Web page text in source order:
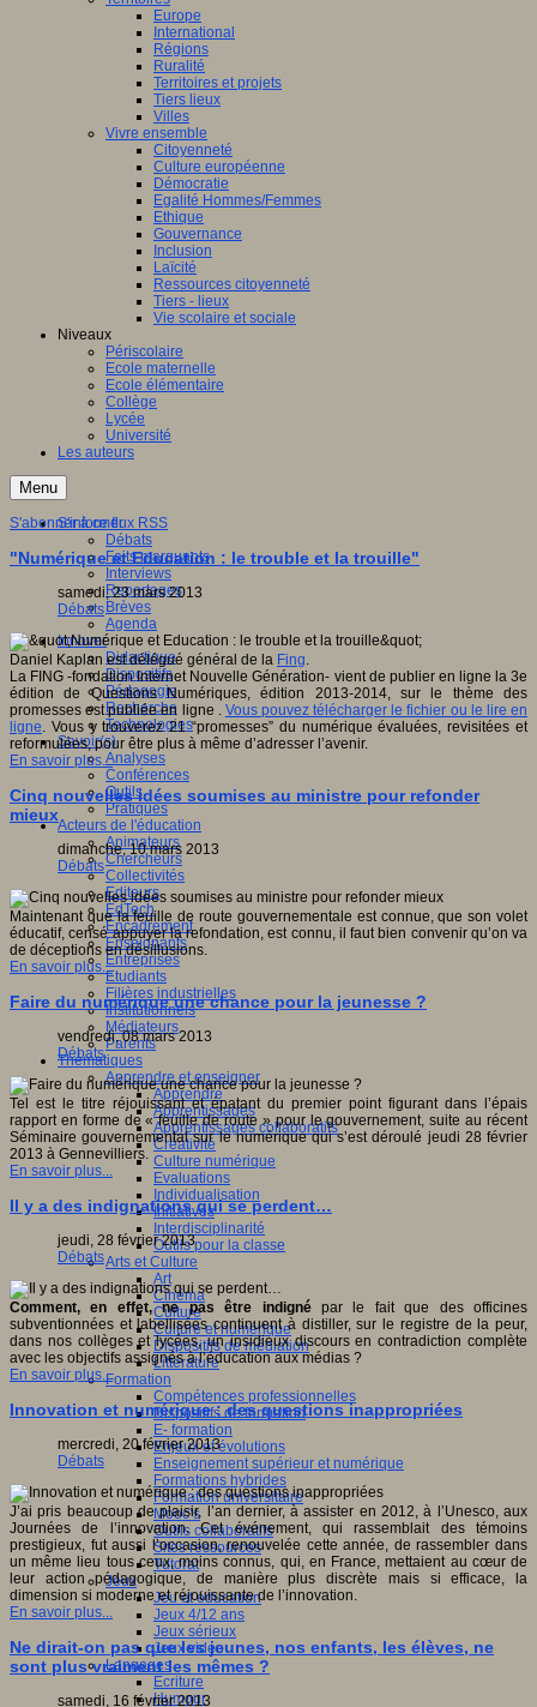
Europe
International
Régions
Ruralité
Territoires et projets
Tiers lieux
Villes
Vivre ensemble
Citoyenneté
Culture européenne
Démocratie
Egalité Hommes/Femmes
Ethique
Gouvernance
Inclusion
Laïcité
Ressources citoyenneté
Tiers - lieux
Vie scolaire et sociale
Niveaux
Périscolaire
Ecole maternelle
Ecole élémentaire
Collège
Lycée
Université
Les auteurs
Menu
S'informer
Débats
Faits marquants
Interviews
Reportages
Brèves
Agenda
Innover
Didactique
Dispositifs
Pédagogie
Recherche
Technologies
Savoir(s)
Analyses
Conférences
Outils
Pratiques
Acteurs de l'éducation
Animateurs
Chercheurs
Collectivités
Editeurs
EdTech
Encadrement
Enseignants
Entreprises
Etudiants
Filières industrielles
Institutionnels
Médiateurs
Parents
Thématiques
Apprendre et enseigner
Apprendre
Apprentissages
Apprentissages collaboratifs
Créativité
Culture numérique
Evaluations
Individualisation
Initiatives
Interdisciplinarité
Outils pour la classe
Arts et Culture
Art
Cinéma
Culture
Culture et numérique
Dispositifs de médiation
Littérature
Formation
Compétences professionnelles
Dispositifs de formation
E- formation
Enjeux et évolutions
Enseignement supérieur et numérique
Formations hybrides
Formation universitaire
Mooc’s
Outils collaboratifs
Sites ressources
Tutorat
Jeux
Jeu et éducation
Jeux 4/12 ans
Jeux sérieux
Jeux vidéo
Langages
Ecriture
Humour
S'abonner à ce flux RSS
"Numérique et Education : le trouble et la trouille"
samedi, 23 mars 2013
Débats
Daniel Kaplan est délégué général de la Fing.
La FING -fondation Internet Nouvelle Génération- vient de publier en ligne la 3e
édition de Questions Numériques, édition 2013-2014, sur le thème des
promesses est publiée en ligne . Vous pouvez télécharger le fichier ou le lire en
ligne. Vous y trouverez 21 “promesses” du numérique évaluées, revisitées et
reformulées, pour être plus à même d’adresser l’avenir.
En savoir plus...
Cinq nouvelles idées soumises au ministre pour refonder
mieux
dimanche, 10 mars 2013
Débats
Maintenant que la feuille de route gouvernementale est connue, que son volet
éducatif, censé appuyer la refondation, est connu, il faut bien convenir qu’on va
de déceptions en désillusions.
En savoir plus...
Faire du numérique une chance pour la jeunesse ?
vendredi, 08 mars 2013
Débats
Tel est le titre réjouissant et épatant du premier point figurant dans l’épais
rapport en forme de « feuille de route » pour le gouvernement, suite au récent
Séminaire gouvernemental sur le numérique qui s’est déroulé jeudi 28 février
2013 à Gennevilliers.
En savoir plus...
Il y a des indignations qui se perdent…
jeudi, 28 février 2013
Débats
Comment, en effet, ne pas être indignépar le fait que des officines
subventionnées et labellisées continuent à distiller, sur le registre de la peur,
dans nos collèges et lycées, un insidieux discours en contradiction complète
avec les objectifs assignés à l’éducation aux médias ?
En savoir plus...
Innovation et numérique : des questions inappropriées
mercredi, 20 février 2013
Débats
J’ai pris beaucoup de plaisir, l’an dernier, à assister en 2012, à l’Unesco, aux
Journées de l’innovation. Cet événement, qui rassemblait des témoins
prestigieux, fut aussi l’occasion, renouvelée cette année, de rassembler dans
un même lieu tous ceux, moins connus, qui, en France, mettaient au cœur de
leur action pédagogique, de manière plus discrète mais si efficace, la
dimension si moderne et réjouissante de l’innovation.
En savoir plus...
Ne dirait-on pas que les jeunes, nos enfants, les élèves, ne
sont plus vraiment les mêmes ?
samedi, 16 février 2013